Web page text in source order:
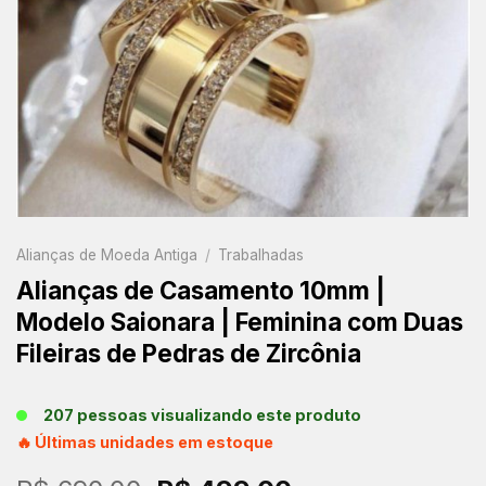
Alianças de Moeda Antiga / Trabalhadas
Alianças de Casamento 10mm |
Modelo Saionara | Feminina com Duas
Fileiras de Pedras de Zircônia
207 pessoas visualizando este produto
🔥 Últimas unidades em estoque